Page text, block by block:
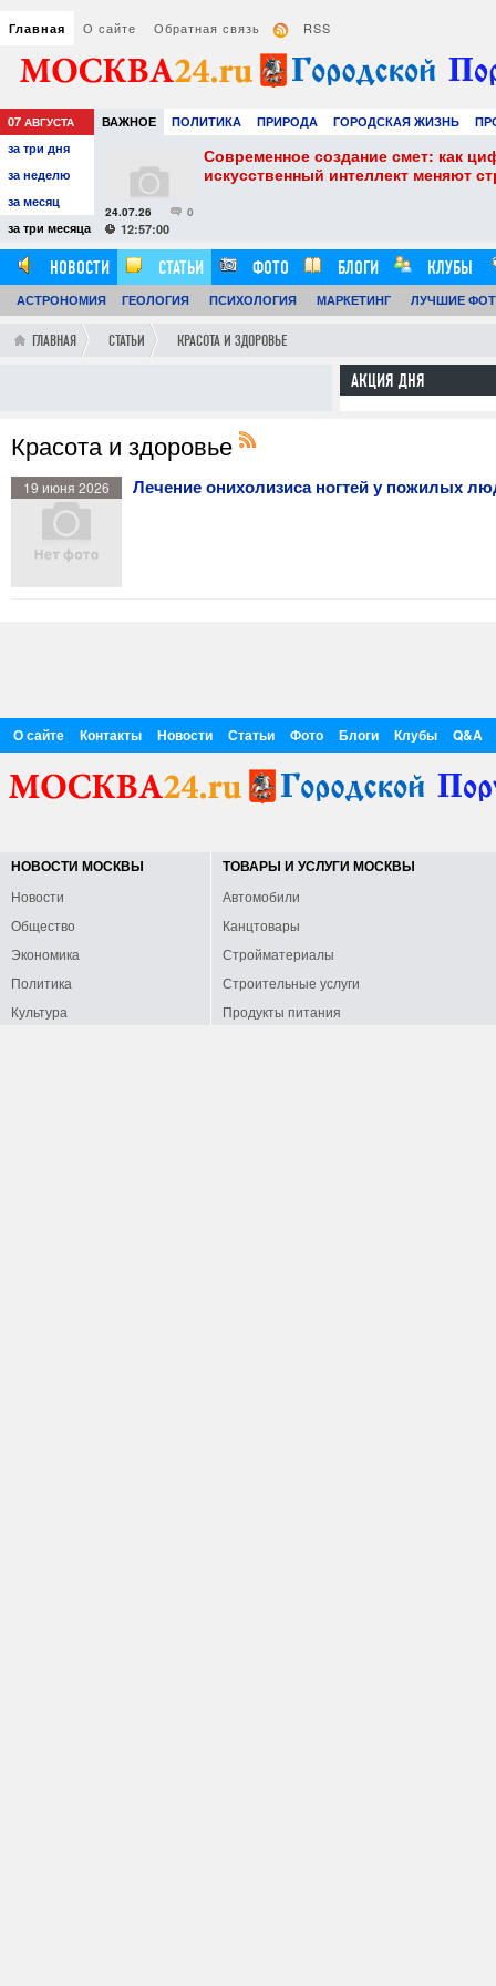
Главная О сайте Обратная связь RSS
07 АВГУСТА ВАЖНОЕ ПОЛИТИКА ПРИРОДА ГОРОДСКАЯ ЖИЗНЬ
ТЕХНОЛОГИИ
за три дня
за неделю
за месяц
за три месяца
и
0
24.07.26
12:57:00
Современное создание смет: как
искусственный интеллект меняют
НОВОСТИ СТАТЬИ ФОТО БЛОГИ
КЛУБЫ
ОБЗОРЫ
ВИДЕОРЕПОРТАЖИ
АСТРОНОМИЯ ГЕОЛОГИЯ ПСИХОЛОГИЯ МАРКЕТИНГ ЛУЧШИЕ
ГЛАВНАЯ СТАТЬИ КРАСОТА И ЗДОРОВЬЕ
АКЦИЯ ДНЯ
Красота и здоровье
19 июня 2026 Лечение онихолизиса ногтей у пожилых
О сайте Контакты Новости Статьи Фото Блоги Клубы Q&A
НОВОСТИ МОСКВЫ
Новости
Общество
Экономика
Политика
Культура
ТОВАРЫ И УСЛУГИ МОСКВЫ
Автомобили
Канцтовары
Стройматериалы
Строительные услуги
Продукты питания